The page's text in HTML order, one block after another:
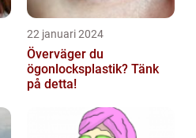
22 januari 2024
Överväger du
ögonlocksplastik? Tänk
på detta!